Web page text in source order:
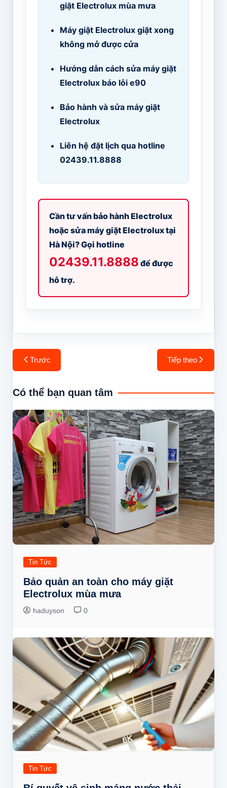
giặt Electrolux mùa mưa
Máy giặt Electrolux giặt xong
không mở được cửa
Hướng dẫn cách sửa máy giặt
Electrolux báo lỗi e90
Bảo hành và sửa máy giặt
Electrolux
Liên hệ đặt lịch qua hotline
02439.11.8888
Cần tư vấn bảo hành Electrolux
hoặc sửa máy giặt Electrolux tại
Hà Nội? Gọi hotline
02439.11.8888 để được
hỗ trợ.
Điều
hướng
bài
Trước Tiếp theo
Có thể bạn quan tâm
Tin Tức
Bảo quản an toàn cho máy giặt
Electrolux mùa mưa
haduyson 0
Tin Tức